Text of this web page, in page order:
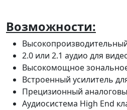
Возможности:
2.0 или 2.1 аудио для
Высокомощное
Встроенный усилитель
Прецизионный
Аудиосистема High End